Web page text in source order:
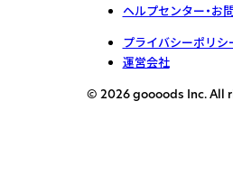
ヘルプセンター・お
プライバシーポリシ
運営会社
© 2026 goooods Inc. All